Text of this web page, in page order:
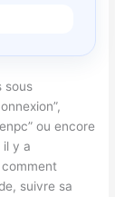
sous
ou encore
il y a
suivre sa